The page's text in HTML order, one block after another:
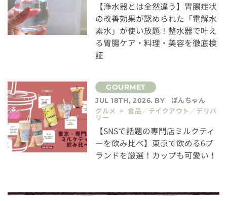
【浄水器とは全然違う】胃腸症状
の改善効果が認められた「電解水
素水」が使い放題！整水器で叶え
る胃腸ケア・料理・美容を徹底検
証
JUL 18TH, 2026. BY
ぽんちゃん
グルメ > 食品／テイクアウト／デリバ
リー
【SNSで話題の専門店ミルクティ
ーを飲み比べ】東京で飲める6ブ
ランドを厳選！カップも可愛い！